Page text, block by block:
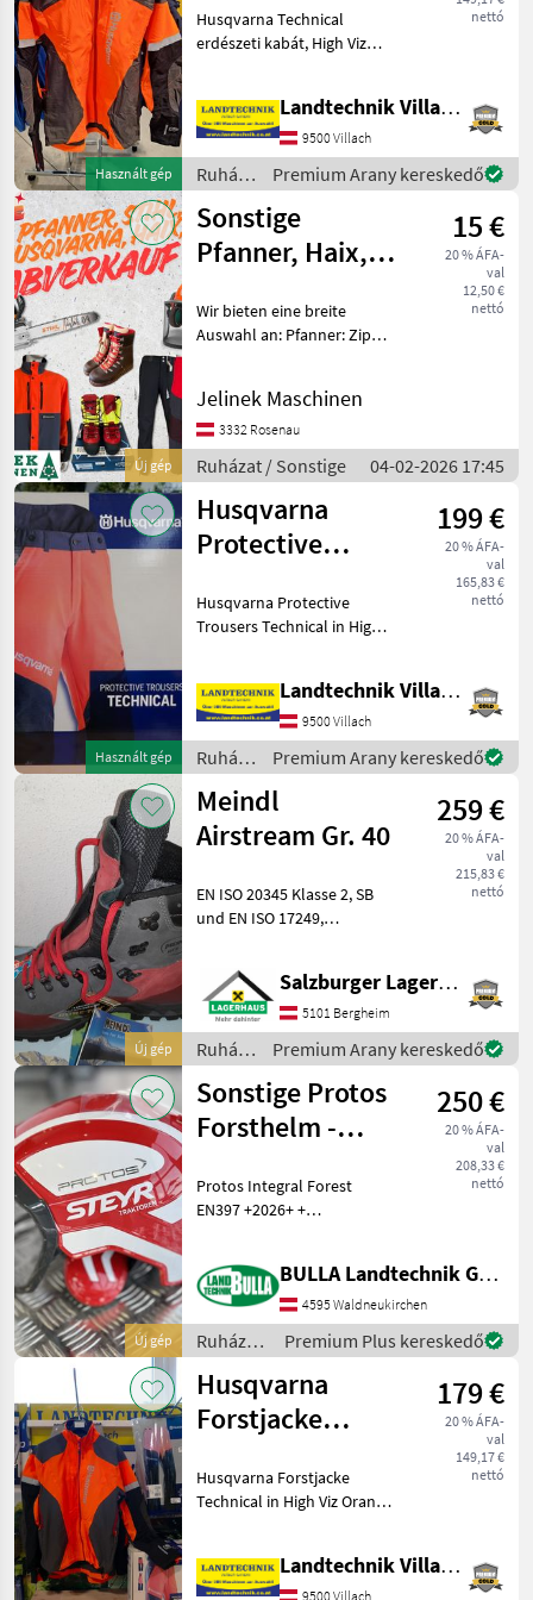
Használt gép
nettó
Husqvarna Technical
erdészeti kabát, High Viz
vízálló, rugalmas szövet a
nagyobb mozgásszabadság
érdekében, Cordura® – sz
Landtechnik Villach GmbH
9500 Villach
Ruházat
/
Husqvarna
Premium Arany kereskedő
Új gép
Sonstige
Pfanner, Haix,
Husqvarna -
15 €
20 % ÁFA-
val
12,50 €
nettó
Wir bieten eine breite
Auswahl an: Pfanner: Zipp
Thermohosen, Concept
Outdoorhosen, Gladiator
Extrem & Keprotec Schnitt
Jelinek Maschinen
3332 Rosenau
Ruházat / Sonstige 04-02-2026 17:45
Használt gép
Husqvarna
Protective
Technical
199 €
20 % ÁFA-
val
165,83 €
nettó
Husqvarna Protective
Trousers Technical in High
Gewebe für mehr
Bewegung, 5 Taschen mit
Reisverschluss, Verstärkung
an d
Landtechnik Villach GmbH
9500 Villach
Ruházat
/
Husqvarna
Premium Arany kereskedő
Új gép
Meindl
Airstream Gr. 40
259 €
20 % ÁFA-
val
215,83 €
nettó
EN ISO 20345 Klasse 2, SB
und EN ISO 17249,
(niedriges Gewicht, keine
Kältebrücken), verlängerte
Lasche für optimal
Salzburger Lagerhaus-Technik
5101 Bergheim
Ruházat
/
Meindl
Premium Arany kereskedő
Új gép
Sonstige Protos
Forsthelm -
250 €
20 % ÁFA-
val
208,33 €
nettó
Protos Integral Forest
EN397 +2026+ +
Gehörschutz + Sicherheits-
Lüftungsschieber + 3-Punkt-
Aufhängung und Stoßdä
BULLA Landtechnik GmbH Ersatzteile
4595 Waldneukirchen
Ruházat
/
Sonstige
Premium Plus kereskedő
Husqvarna
Forstjacke
179 €
20 % ÁFA-
val
149,17 €
nettó
Husqvarna Forstjacke
Technical in High Viz Orange
Gewebe für mehr
Landtechnik Villach GmbH
9500 Villach